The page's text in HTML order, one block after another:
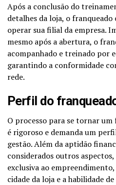
Após a conclusão do
detalhes da loja, o
operar sua filial da empresa.
mesmo após a abertura, o
acompanhado e treinado por
garantindo a conformidade
rede.
Perfil do
O processo para se tornar um
é rigoroso e demanda um
gestão. Além da aptidão
considerados outros
exclusiva ao
cidade da loja e a habilidade